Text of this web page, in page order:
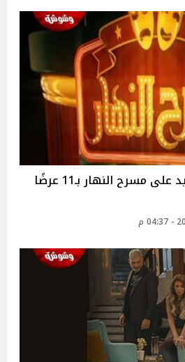
انطلاق الموسم الجديد على مسرح النهار بـ11 عرضًا